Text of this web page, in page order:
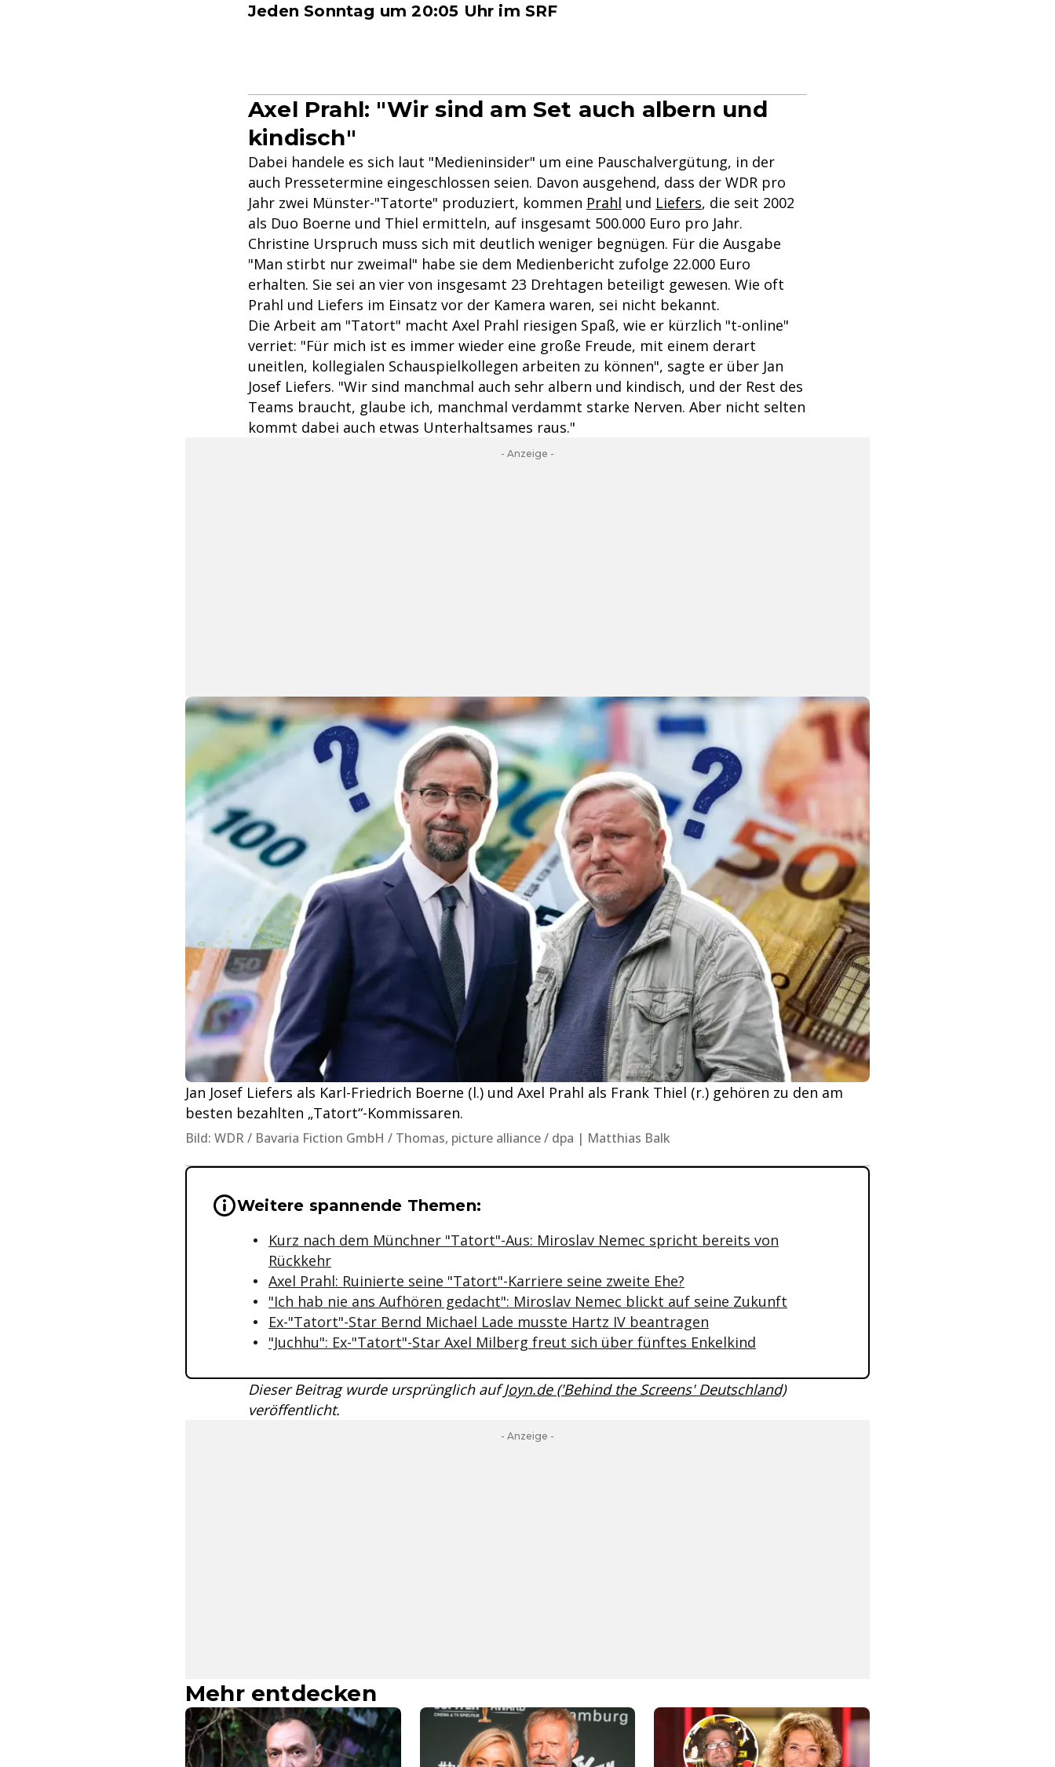
Jeden Sonntag um 20:05 Uhr im SRF
Axel Prahl: "Wir sind am Set auch albern und
kindisch"
Dabei handele es sich laut "Medieninsider" um eine Pauschalvergütung, in der
auch Pressetermine eingeschlossen seien. Davon ausgehend, dass der WDR pro
Jahr zwei Münster-"Tatorte" produziert, kommen Prahl und Liefers, die seit 2002
als Duo Boerne und Thiel ermitteln, auf insgesamt 500.000 Euro pro Jahr.
Christine Urspruch muss sich mit deutlich weniger begnügen. Für die Ausgabe
"Man stirbt nur zweimal" habe sie dem Medienbericht zufolge 22.000 Euro
erhalten. Sie sei an vier von insgesamt 23 Drehtagen beteiligt gewesen. Wie oft
Prahl und Liefers im Einsatz vor der Kamera waren, sei nicht bekannt.
Die Arbeit am "Tatort" macht Axel Prahl riesigen Spaß, wie er kürzlich "t-online"
verriet: "Für mich ist es immer wieder eine große Freude, mit einem derart
uneitlen, kollegialen Schauspielkollegen arbeiten zu können", sagte er über Jan
Josef Liefers. "Wir sind manchmal auch sehr albern und kindisch, und der Rest des
Teams braucht, glaube ich, manchmal verdammt starke Nerven. Aber nicht selten
kommt dabei auch etwas Unterhaltsames raus."
- Anzeige -
Jan Josef Liefers als Karl-Friedrich Boerne (l.) und Axel Prahl als Frank Thiel (r.) gehören zu den am
besten bezahlten „Tatort“-Kommissaren.
Bild: WDR / Bavaria Fiction GmbH / Thomas, picture alliance / dpa | Matthias Balk
Wichtige Hinweise & Informationen zum Inhalt
Weitere spannende Themen:
Kurz nach dem Münchner "Tatort"-Aus: Miroslav Nemec spricht bereits von
Rückkehr
Axel Prahl: Ruinierte seine "Tatort"-Karriere seine zweite Ehe?
"Ich hab nie ans Aufhören gedacht": Miroslav Nemec blickt auf seine Zukunft
Ex-"Tatort"-Star Bernd Michael Lade musste Hartz IV beantragen
"Juchhu": Ex-"Tatort"-Star Axel Milberg freut sich über fünftes Enkelkind
Dieser Beitrag wurde ursprünglich aufJoyn.de ('Behind the Screens' Deutschland)
veröffentlicht.
- Anzeige -
Mehr entdecken